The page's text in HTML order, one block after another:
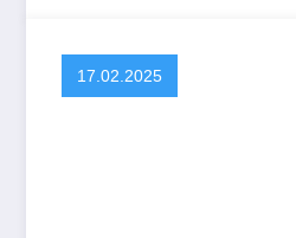
17.02.2025